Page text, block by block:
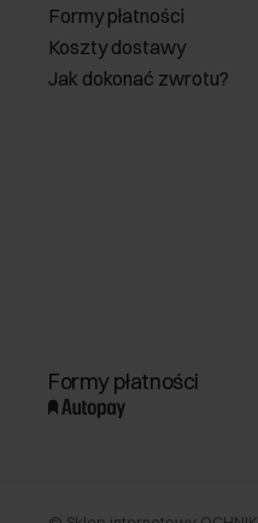
Formy płatności
Koszty dostawy
Jak dokonać zwrotu?
Formy płatności